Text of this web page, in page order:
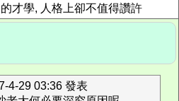
才學, 人格上卻不值得讚許
4-29 03:36 發表